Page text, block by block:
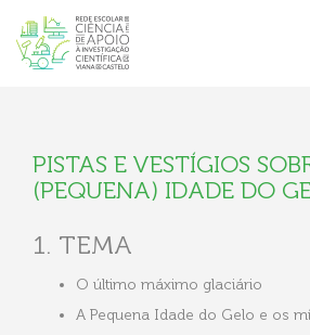
PISTAS E VESTÍGIOS
(PEQUENA) IDADE DO
1. TEMA
O último máximo glaciário
A Pequena Idade do Gelo e os